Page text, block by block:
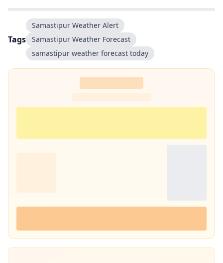
Tags
Samastipur Weather Alert
Samastipur Weather Forecast
samastipur weather forecast today